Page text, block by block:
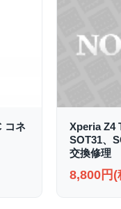
コネ
Xperia Z4
SOT31、
交換修理
8,800円(